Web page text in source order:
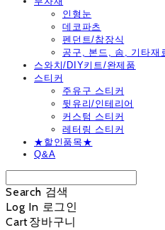
인형눈
데코파츠
펜던트/참장식
공구, 본드, 솜, 기타재
스와치/DIY키트/완제품
스티커
주유구 스티커
뒷유리/인테리어
커스텀 스티커
레터링 스티커
★할인품목★
Q&A
Search 검색
Log In 로그인
Cart장바구니